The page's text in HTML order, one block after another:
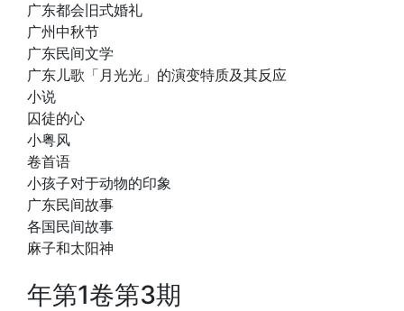
广东都会旧式婚礼
广州中秋节
广东民间文学
广东儿歌「月光光」的演变特质及其反应
小说
囚徒的心
小粤风
卷首语
小孩子对于动物的印象
广东民间故事
各国民间故事
麻子和太阳神
年第1卷第3期